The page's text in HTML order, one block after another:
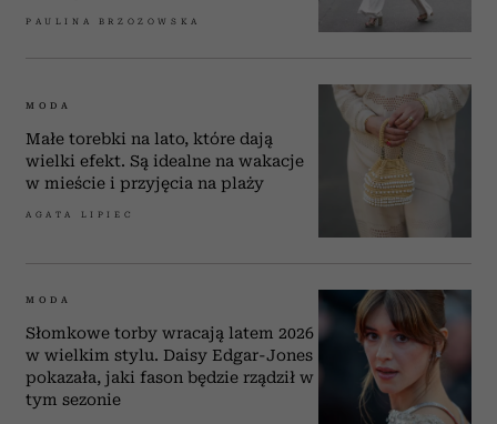
PAULINA BRZOZOWSKA
MODA
Małe torebki na lato, które dają
wielki efekt. Są idealne na wakacje
w mieście i przyjęcia na plaży
AGATA LIPIEC
MODA
Słomkowe torby wracają latem 2026
w wielkim stylu. Daisy Edgar-Jones
pokazała, jaki fason będzie rządził w
tym sezonie